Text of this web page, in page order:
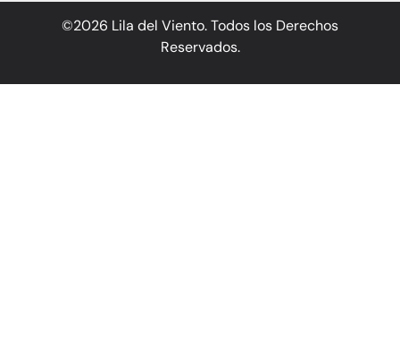
©2026 Lila del Viento. Todos los Derechos
Reservados.